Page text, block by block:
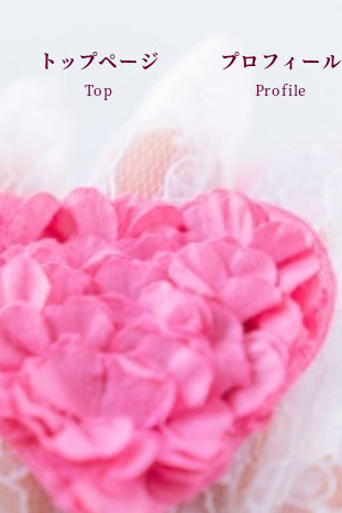
トップページ
Top
プロフィール
Profile